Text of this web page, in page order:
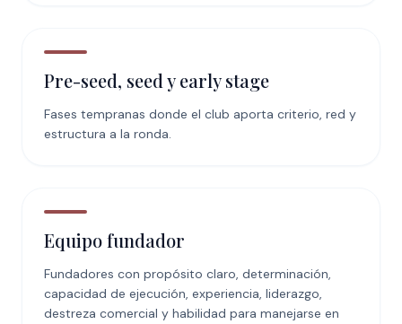
Pre-seed, seed y early stage
Fases tempranas donde el club aporta criterio, red y
estructura a la ronda.
Equipo fundador
Fundadores con propósito claro, determinación,
capacidad de ejecución, experiencia, liderazgo,
destreza comercial y habilidad para manejarse en